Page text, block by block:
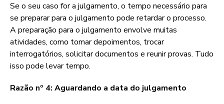
Se o seu caso for a julgamento, o tempo necessário para
se preparar para o julgamento pode retardar o processo.
A preparação para o julgamento envolve muitas
atividades, como tomar depoimentos, trocar
interrogatórios, solicitar documentos e reunir provas. Tudo
isso pode levar tempo.
Razão nº 4: Aguardando a data do julgamento